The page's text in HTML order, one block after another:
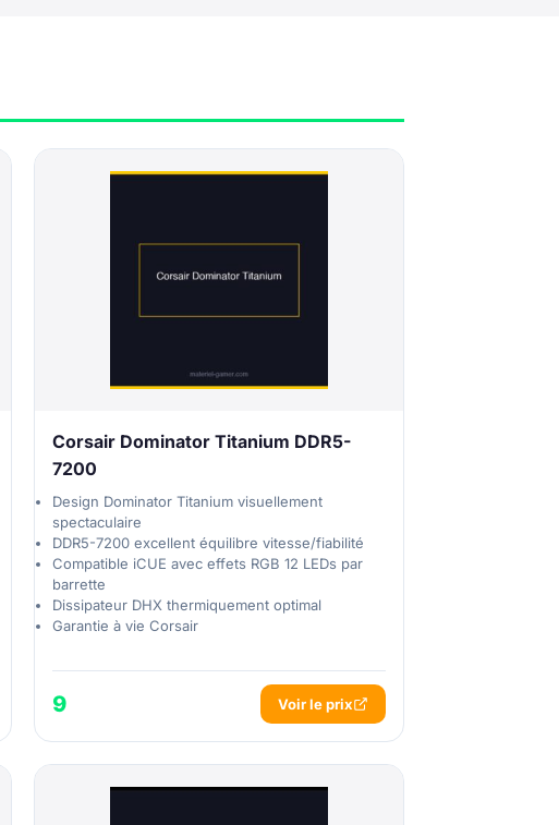
Corsair Dominator Titanium DDR5-
7200
Design Dominator Titanium visuellement
spectaculaire
DDR5-7200 excellent équilibre vitesse/fiabilité
Compatible iCUE avec effets RGB 12 LEDs par
barrette
Dissipateur DHX thermiquement optimal
Garantie à vie Corsair
9 Voir le prix